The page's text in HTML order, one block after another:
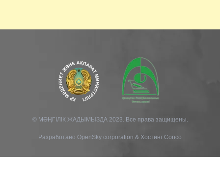
© МӘҢГІЛІК ЖАДЫМЫЗДА 2023. Все права защищены.
Разработано OpenSky corporation & Хостинг Conco